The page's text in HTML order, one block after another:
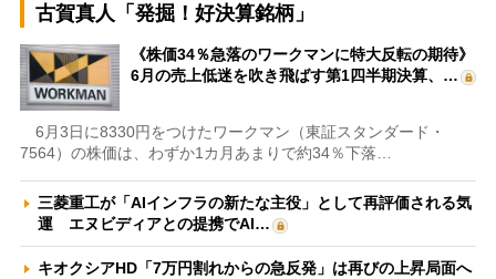
古賀真人「発掘！好決算銘柄」
《株価34％急落のワークマンに特大反転の期待》
6月の売上低迷を吹き飛ばす第1四半期決算、…
6月3日に8330円をつけたワークマン（東証スタンダード・
7564）の株価は、わずか1カ月あまりで約34％下落…
三菱重工が「AIインフラの新たな主役」として再評価される気
運 エヌビディアとの提携でAI…
キオクシアHD「7万円割れからの急反発」は再びの上昇局面へ